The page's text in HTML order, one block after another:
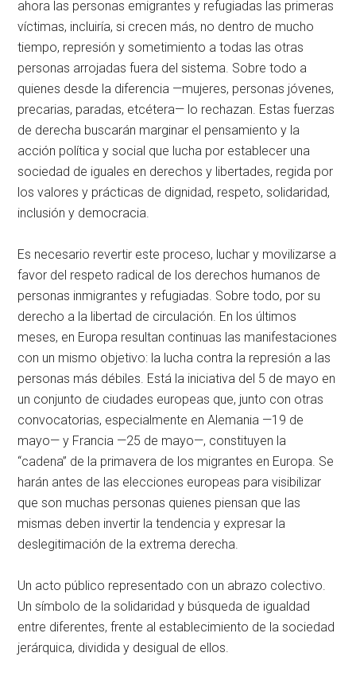
ahora las personas emigrantes y refugiadas las primeras
víctimas, incluiría, si crecen más, no dentro de mucho
tiempo, represión y sometimiento a todas las otras
personas arrojadas fuera del sistema. Sobre todo a
quienes desde la diferencia —mujeres, personas jóvenes,
precarias, paradas, etcétera— lo rechazan. Estas fuerzas
de derecha buscarán marginar el pensamiento y la
acción política y social que lucha por establecer una
sociedad de iguales en derechos y libertades, regida por
los valores y prácticas de dignidad, respeto, solidaridad,
inclusión y democracia.
Es necesario revertir este proceso, luchar y movilizarse a
favor del respeto radical de los derechos humanos de
personas inmigrantes y refugiadas. Sobre todo, por su
derecho a la libertad de circulación. En los últimos
meses, en Europa resultan continuas las manifestaciones
con un mismo objetivo: la lucha contra la represión a las
personas más débiles. Está la iniciativa del 5 de mayo en
un conjunto de ciudades europeas que, junto con otras
convocatorias, especialmente en Alemania —19 de
mayo— y Francia —25 de mayo—, constituyen la
“cadena” de la primavera de los migrantes en Europa. Se
harán antes de las elecciones europeas para visibilizar
que son muchas personas quienes piensan que las
mismas deben invertir la tendencia y expresar la
deslegitimación de la extrema derecha.
Un acto público representado con un abrazo colectivo.
Un símbolo de la solidaridad y búsqueda de igualdad
entre diferentes, frente al establecimiento de la sociedad
jerárquica, dividida y desigual de ellos.